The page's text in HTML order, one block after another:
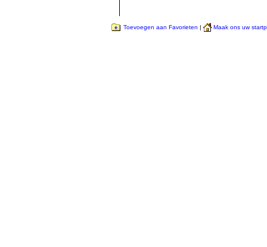
Toevoegen aan Favorieten | Maak ons uw